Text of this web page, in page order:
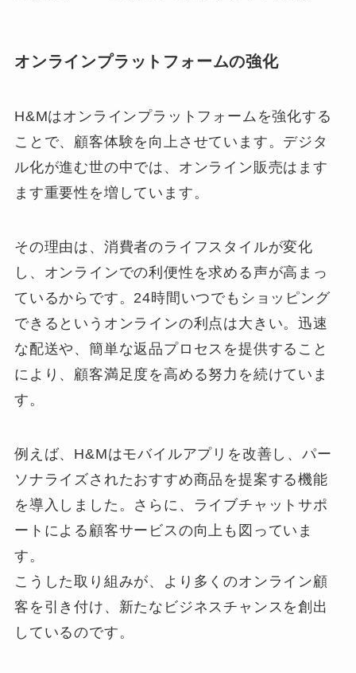
オンラインプラットフォームの強化
H&Mはオンラインプラットフォームを強化する
ことで、顧客体験を向上させています。デジタ
ル化が進む世の中では、オンライン販売はます
ます重要性を増しています。
その理由は、消費者のライフスタイルが変化
し、オンラインでの利便性を求める声が高まっ
ているからです。24時間いつでもショッピング
できるというオンラインの利点は大きい。迅速
な配送や、簡単な返品プロセスを提供すること
により、顧客満足度を高める努力を続けていま
す。
例えば、H&Mはモバイルアプリを改善し、パー
ソナライズされたおすすめ商品を提案する機能
を導入しました。さらに、ライブチャットサポ
ートによる顧客サービスの向上も図っていま
す。
こうした取り組みが、より多くのオンライン顧
客を引き付け、新たなビジネスチャンスを創出
しているのです。